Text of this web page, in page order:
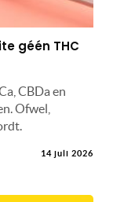
géén THC
CBDa en
Ofwel,
14 juli 2026